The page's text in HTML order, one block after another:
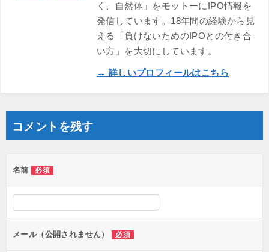
く、自然体」をモットーにIPO情報を
発信しています。18年間の経験から見
える「負けないためのIPOとの付き合
い方」を大切にしています。
→ 詳しいプロフィールはこちら
コメントを残す
名前 必須
メール（公開されません） 必須